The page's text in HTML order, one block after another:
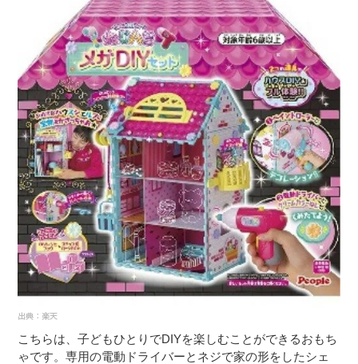
こちらは、子どもひとりでDIYを楽しむことができるおもち
ゃです。専用の電動ドライバーとネジで家の形をしたシェ